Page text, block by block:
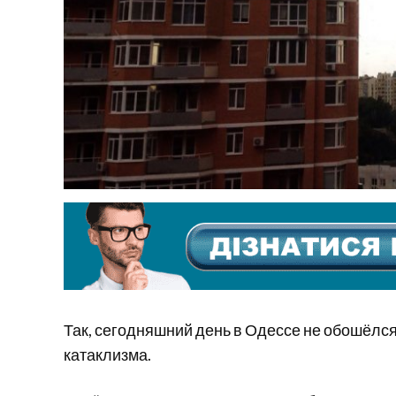
Так, сегодняшний день в Одессе не
катаклизма.